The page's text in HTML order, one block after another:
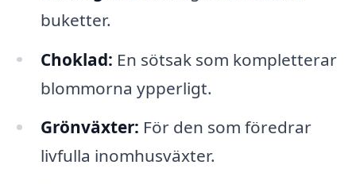
buketter.
Choklad: En sötsak som kompletterar
blommorna ypperligt.
Grönväxter: För den som föredrar
livfulla inomhusväxter.